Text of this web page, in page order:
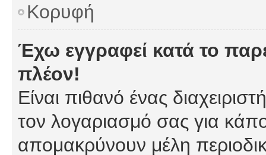
Κορυφή
Έχω εγγραφεί κατά το
πλέον!
Είναι πιθανό ένας
τον λογαριασμό σας για
απομακρύνουν μέλη